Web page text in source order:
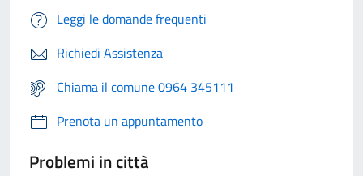
Leggi le domande frequenti
Richiedi Assistenza
Chiama il comune 0964 345111
Prenota un appuntamento
Problemi in città